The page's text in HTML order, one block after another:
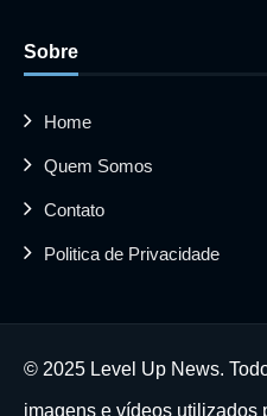
Sobre
Home
Quem Somos
Contato
Politica de Privacidade
© 2025 Level Up News.
imagens e vídeos utilizados